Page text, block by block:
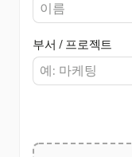
부서 / 프로젝트